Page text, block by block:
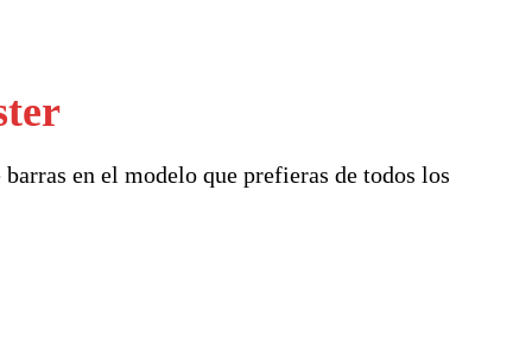
en el modelo que prefieras de todos los